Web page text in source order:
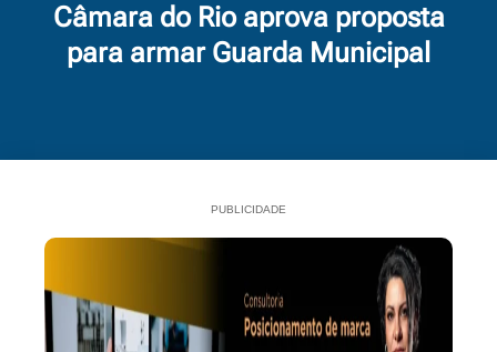
Câmara do Rio aprova proposta
para armar Guarda Municipal
PUBLICIDADE